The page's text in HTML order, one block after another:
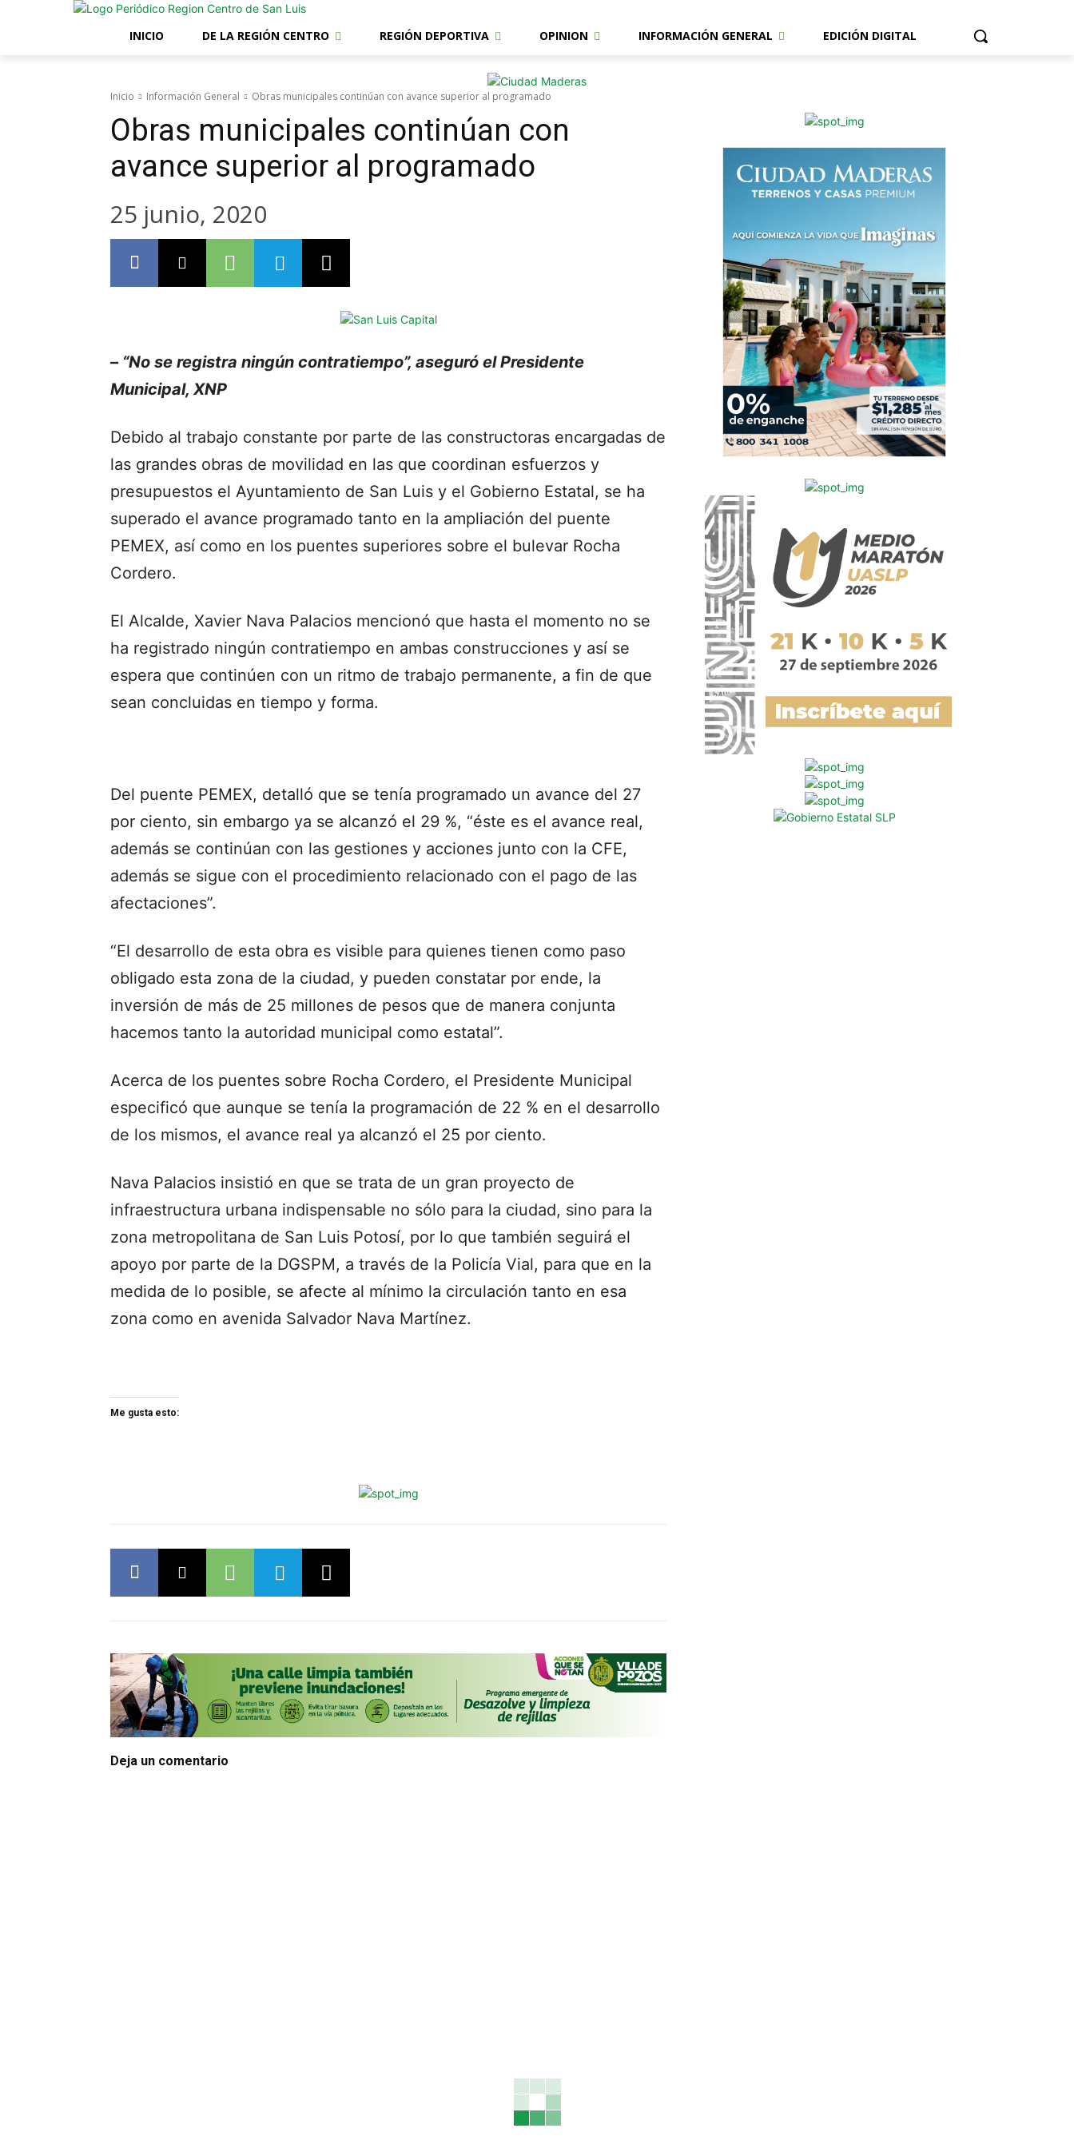
INICIO DE LA REGIÓN CENTRO REGIÓN DEPORTIVA OPINION INFORMACIÓN GENERAL EDICIÓN DIGITAL
Inicio Información General Obras municipales continúan con avance superior al programado
Obras municipales continúan con
avance superior al programado
25 junio, 2020
– “No se registra ningún contratiempo”, aseguró el Presidente
Municipal, XNP
Debido al trabajo constante por parte de las constructoras encargadas de
las grandes obras de movilidad en las que coordinan esfuerzos y
presupuestos el Ayuntamiento de San Luis y el Gobierno Estatal, se ha
superado el avance programado tanto en la ampliación del puente
PEMEX, así como en los puentes superiores sobre el bulevar Rocha
Cordero.
El Alcalde, Xavier Nava Palacios mencionó que hasta el momento no se
ha registrado ningún contratiempo en ambas construcciones y así se
espera que continúen con un ritmo de trabajo permanente, a fin de que
sean concluidas en tiempo y forma.
Del puente PEMEX, detalló que se tenía programado un avance del 27
por ciento, sin embargo ya se alcanzó el 29 %, “éste es el avance real,
además se continúan con las gestiones y acciones junto con la CFE,
además se sigue con el procedimiento relacionado con el pago de las
afectaciones”.
“El desarrollo de esta obra es visible para quienes tienen como paso
obligado esta zona de la ciudad, y pueden constatar por ende, la
inversión de más de 25 millones de pesos que de manera conjunta
hacemos tanto la autoridad municipal como estatal”.
Acerca de los puentes sobre Rocha Cordero, el Presidente Municipal
especificó que aunque se tenía la programación de 22 % en el desarrollo
de los mismos, el avance real ya alcanzó el 25 por ciento.
Nava Palacios insistió en que se trata de un gran proyecto de
infraestructura urbana indispensable no sólo para la ciudad, sino para la
zona metropolitana de San Luis Potosí, por lo que también seguirá el
apoyo por parte de la DGSPM, a través de la Policía Vial, para que en la
medida de lo posible, se afecte al mínimo la circulación tanto en esa
zona como en avenida Salvador Nava Martínez.
Me gusta esto:
Deja un comentario